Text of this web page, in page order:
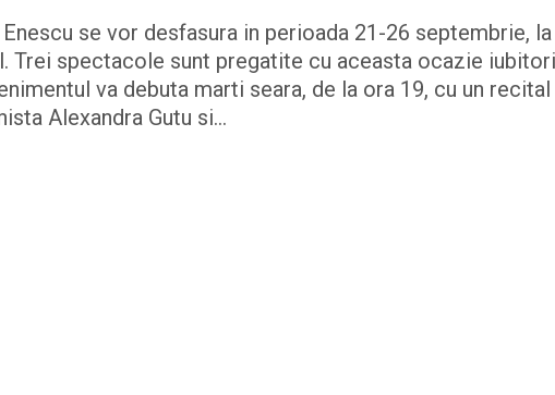
se vor desfasura in perioada 21-26 septembrie, la
Trei spectacole sunt pregatite cu aceasta ocazie
va debuta marti seara, de la ora 19, cu un
Alexandra Gutu si…